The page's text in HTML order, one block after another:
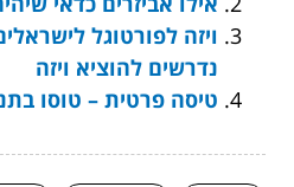
ויזה לפורטוגל
נדרשים להוציא ויזה
טיסה פרטית – טוסו